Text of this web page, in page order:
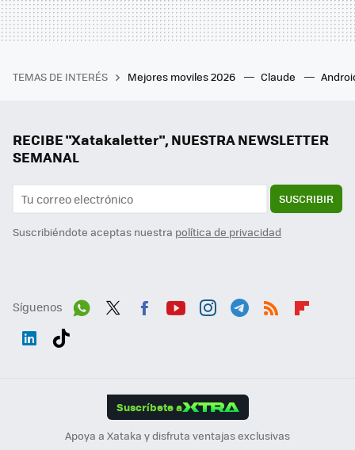
TEMAS DE INTERÉS Mejores moviles 2026 Claude
RECIBE "Xatakaletter", NUESTRA NEWSLETTER
SEMANAL
SUSCRIBIR
Suscribiéndote aceptas nuestra política de privacidad
Síguenos
Suscríbete a
Apoya a Xataka y disfruta ventajas exclusivas